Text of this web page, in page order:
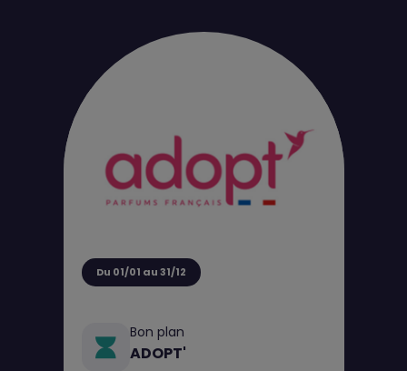
Du 01/01 au 31/12
Bon plan
ADOPT'